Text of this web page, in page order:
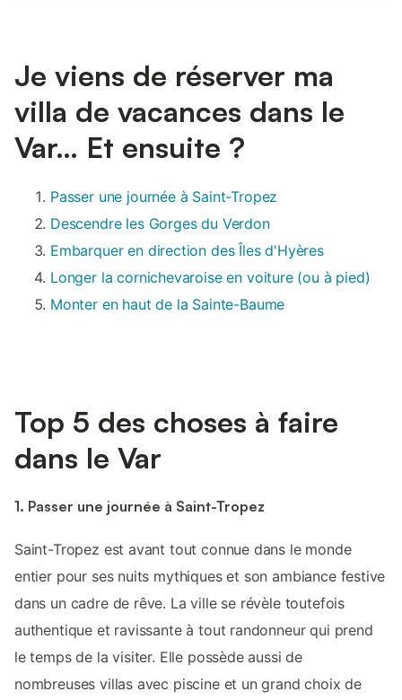
Je viens de réserver ma
villa de vacances dans le
Var… Et ensuite ?
Passer une journée à Saint-Tropez
Descendre les Gorges du Verdon
Embarquer en direction des Îles d'Hyères
Longer la cornichevaroise en voiture (ou à pied)
Monter en haut de la Sainte-Baume
Top 5 des choses à faire
dans le Var
1. Passer une journée à Saint-Tropez
Saint-Tropez est avant tout connue dans le monde
entier pour ses nuits mythiques et son ambiance festive
dans un cadre de rêve. La ville se révèle toutefois
authentique et ravissante à tout randonneur qui prend
le temps de la visiter. Elle possède aussi de
nombreuses villas avec piscine et un grand choix de